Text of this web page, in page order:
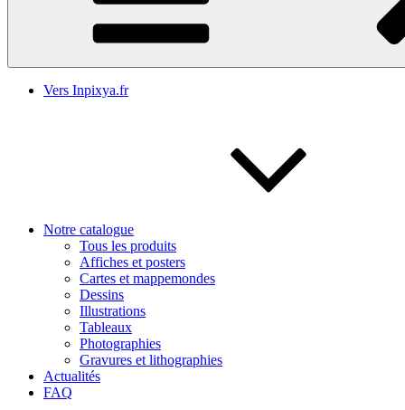
Vers Inpixya.fr
Notre catalogue
Tous les produits
Affiches et posters
Cartes et mappemondes
Dessins
Illustrations
Tableaux
Photographies
Gravures et lithographies
Actualités
FAQ